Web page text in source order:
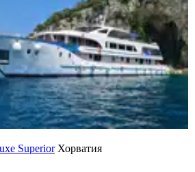
Superior Хорватия